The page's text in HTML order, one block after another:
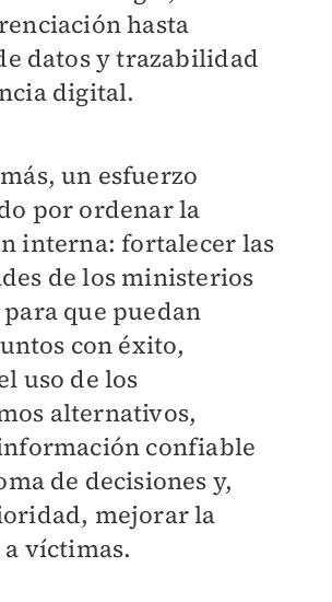
hasta
datos y trazabilidad
digital.
un esfuerzo
por ordenar la
interna: fortalecer las
de los ministerios
que puedan
con éxito,
uso de los
alternativos,
confiable
de decisiones y,
mejorar la
víctimas.